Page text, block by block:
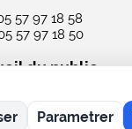
57 97 18 58
57 97 18 50
du public
au vendredi : 9h
: 9h - 12h
Parametrer